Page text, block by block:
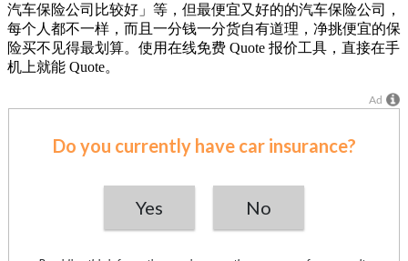
汽车保险公司比较好」等，但最便宜又好的的汽车保险公司，
每个人都不一样，而且一分钱一分货自有道理，净挑便宜的保
险买不见得最划算。使用在线免费 Quote 报价工具，直接在手
机上就能 Quote。
Ad